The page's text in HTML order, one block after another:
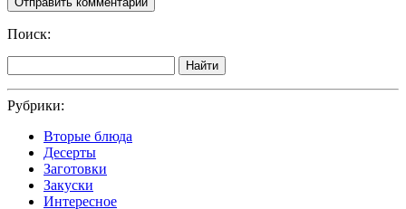
Поиск:
Найти
Рубрики:
Вторые блюда
Десерты
Заготовки
Закуски
Интересное